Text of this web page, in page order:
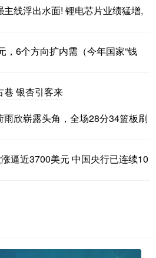
线浮出水面! 锂电芯片业绩猛增,
，6个方向扩内需（今年国家“钱
巷 银杏引客来
欣崭露头角，全场28分34篮板刷
逼近3700美元 中国央行已连续10